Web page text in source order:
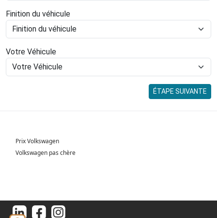
Finition du véhicule
Votre Véhicule
ÉTAPE SUIVANTE
Prix Volkswagen
Volkswagen pas chère